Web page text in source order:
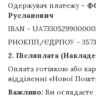
Одержувач платежу –
Русланович
IBAN -
РНОКПП/ЄДРПОУ -
2. Післяплата
Оплата готівкою або
відділенні «Нової
Важливо: Ви